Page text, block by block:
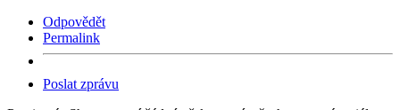
Odpovědět
Permalink
Poslat zprávu